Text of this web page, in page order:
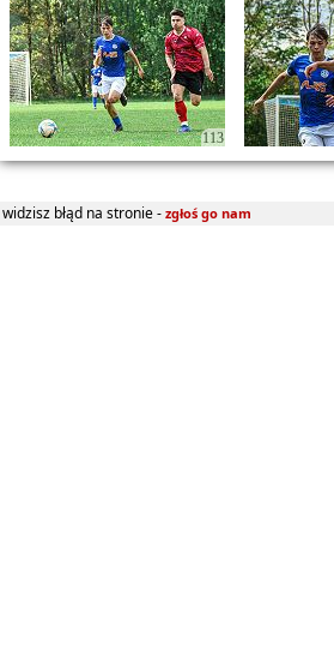
113
widzisz błąd na stronie - zgłoś go nam